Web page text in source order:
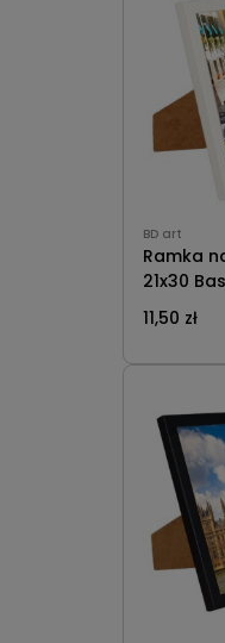
BD art
Ramka
21x30 Basic
wisząca
BD art
11,50 zł